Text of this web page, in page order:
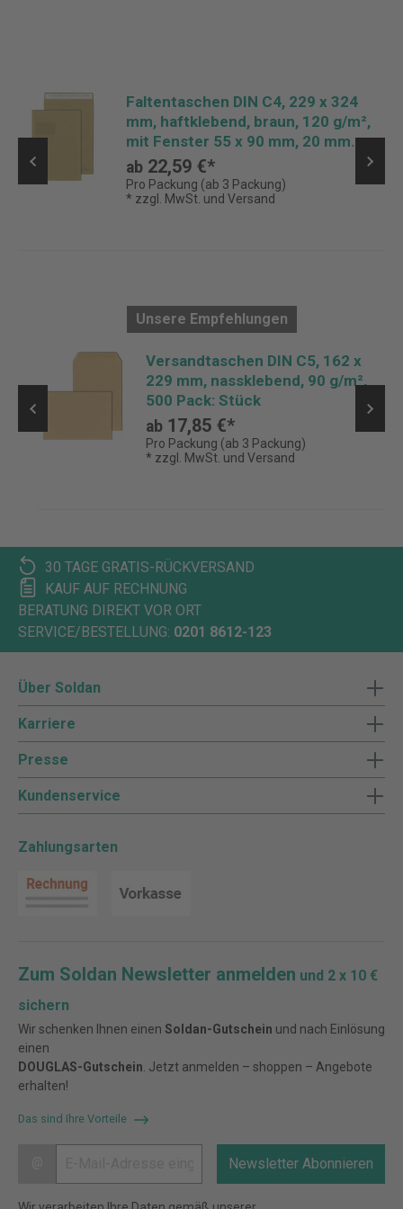
Faltentaschen DIN C4, 229 x 324
mm, haftklebend, braun, 120 g/m²,
mit Fenster 55 x 90 mm, 20 mm
Falte, Stehboden, Pack: 100 Stück
ab 22,59 €*
Pro Packung (ab 3 Packung)
* zzgl. MwSt. und Versand
Unsere Empfehlungen
Versandtaschen DIN C5, 162 x
229 mm, nassklebend, 90 g/m²,
500 Pack: Stück
ab 17,85 €*
Pro Packung (ab 3 Packung)
* zzgl. MwSt. und Versand
30 TAGE GRATIS-RÜCKVERSAND
KAUF AUF RECHNUNG
BERATUNG DIREKT VOR ORT
SERVICE/BESTELLUNG: 0201 8612-123
Über Soldan
Karriere
Presse
Kundenservice
Zahlungsarten
Zum Soldan Newsletter anmelden und 2 x 10 €
sichern
Wir schenken Ihnen einen Soldan-Gutschein und nach Einlösung
einen
DOUGLAS-Gutschein . Jetzt anmelden – shoppen – Angebote
erhalten!
Das sind Ihre Vorteile
Newsletter Abonnieren